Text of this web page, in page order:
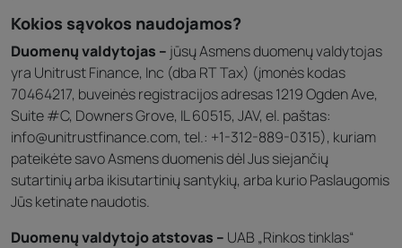
Kokios sąvokos naudojamos?
Duomenų valdytojas – jūsų Asmens duomenų valdytojas
yra Unitrust Finance, Inc (dba RT Tax) (įmonės kodas
70464217, buveinės registracijos adresas 1219 Ogden Ave,
Suite #C, Downers Grove, IL 60515, JAV, el. paštas:
info@unitrustfinance.com, tel.: +1-312-889-0315), kuriam
pateikėte savo Asmens duomenis dėl Jus siejančių
sutartinių arba ikisutartinių santykių, arba kurio Paslaugomis
Jūs ketinate naudotis.
Duomenų valdytojo atstovas – UAB „Rinkos tinklas“